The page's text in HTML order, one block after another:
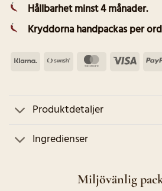
Hållbarhet minst 4 månader.
Kryddorna handpackas per
Klarna Swish
MasterCard
Visa
Produktdetaljer
Ingredienser
Miljövänlig